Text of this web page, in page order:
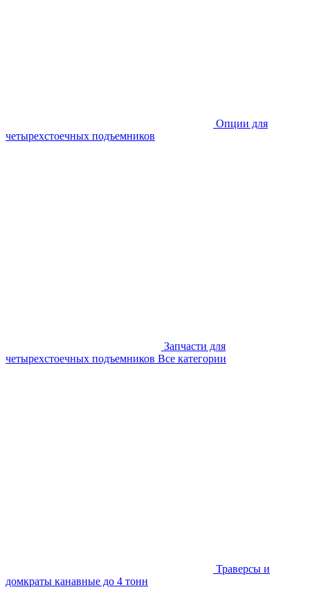
Опции для
четырехстоечных подъемников
Запчасти для
четырехстоечных подъемников Все категории
Траверсы и
домкраты канавные до 4 тонн